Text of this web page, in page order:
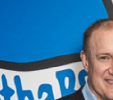
Aufsichtsrat
Ältestenrat